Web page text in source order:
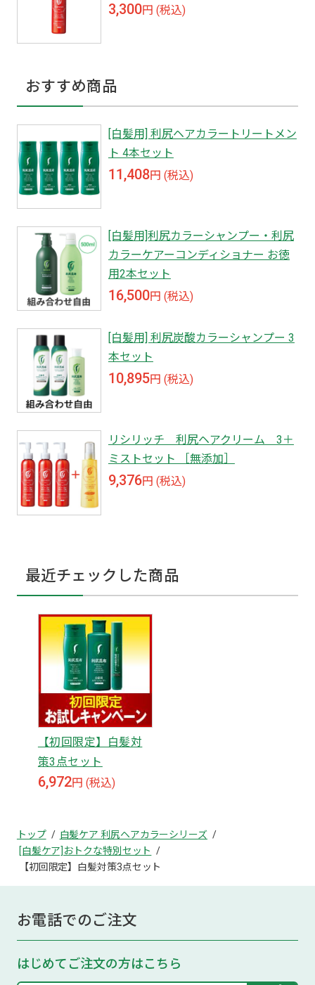
3,300円 (税込)
おすすめ商品
[白髪用] 利尻ヘアカラートリートメン
ト 4本セット
11,408円 (税込)
[白髪用]利尻カラーシャンプー・利尻
カラーケアーコンディショナー お徳
用2本セット
16,500円 (税込)
[白髪用] 利尻炭酸カラーシャンプー 3
本セット
10,895円 (税込)
リシリッチ 利尻ヘアクリーム 3＋
ミストセット ［無添加］
9,376円 (税込)
最近チェックした商品
【初回限定】白髪対
策3点セット
6,972円 (税込)
トップ
白髪ケア 利尻ヘアカラーシリーズ
[白髪ケア]おトクな特別セット
【初回限定】白髪対策3点セット
お電話でのご注文
はじめてご注文の方はこちら